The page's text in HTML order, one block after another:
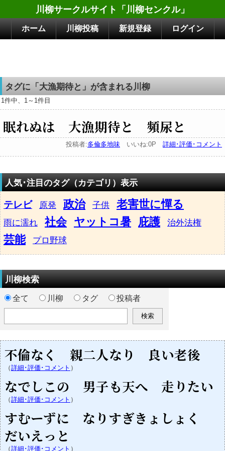
川柳サークルサイト「川柳センクル」
ホーム 川柳投稿 新規登録 ログイン
タグに「大漁期待と」が含まれる川柳
1件中、1～1件目
眠れぬは 大漁期待と 頻尿と
投稿者:多倫多地味 いいね:0P 詳細･評価･コメント
人気･注目のタグ（カテゴリ）表示
テレビ 原発 政治 子供 老害世に憚る
雨に濡れ 社会 ヤットコ暑 庇護 治外法権
芸能 プロ野球
川柳検索
全て 川柳 タグ 投稿者
不倫なく 親二人なり 良い老後
（詳細･評価･コメント ）
なでしこの 男子も天へ 走りたい
（詳細･評価･コメント ）
すむーずに なりすぎきょしょく
だいえっと
（詳細･評価･コメント ）